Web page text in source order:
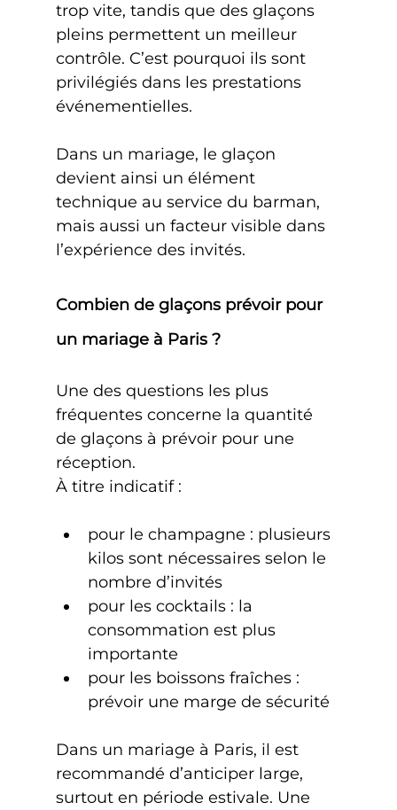
trop vite, tandis que des glaçons
pleins permettent un meilleur
contrôle. C’est pourquoi ils sont
privilégiés dans les prestations
événementielles.
Dans un mariage, le glaçon
devient ainsi un élément
technique au service du barman,
mais aussi un facteur visible dans
l’expérience des invités.
Combien de glaçons prévoir pour
un mariage à Paris ?
Une des questions les plus
fréquentes concerne la quantité
de glaçons à prévoir pour une
réception.
À titre indicatif :
pour le champagne : plusieurs
kilos sont nécessaires selon le
nombre d’invités
pour les cocktails : la
consommation est plus
importante
pour les boissons fraîches :
prévoir une marge de sécurité
Dans un mariage à Paris, il est
recommandé d’anticiper large,
surtout en période estivale. Une